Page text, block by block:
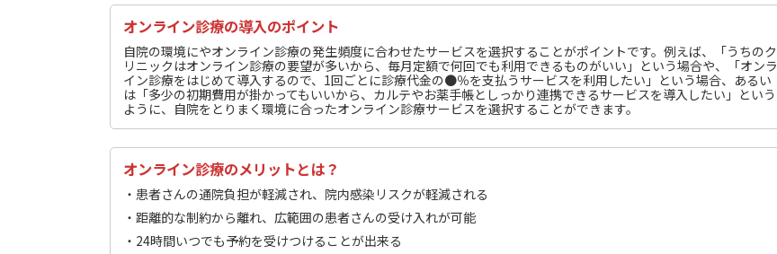
オンライン診療の導入のポイント
自院の環境にやオンライン診療の発生頻度に合わせたサービスを選択することがポイントです。例えば、「うちのク
リニックはオンライン診療の要望が多いから、毎月定額で何回でも利用できるものがいい」という場合や、「オンラ
イン診療をはじめて導入するので、1回ごとに診療代金の●％を支払うサービスを利用したい」という場合、あるい
は「多少の初期費用が掛かってもいいから、カルテやお薬手帳としっかり連携できるサービスを導入したい」という
ように、自院をとりまく環境に合ったオンライン診療サービスを選択することができます。
オンライン診療のメリットとは？
・患者さんの通院負担が軽減され、院内感染リスクが軽減される
・距離的な制約から離れ、広範囲の患者さんの受け入れが可能
・24時間いつでも予約を受けつけることが出来る